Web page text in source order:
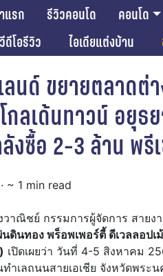
รก รีวิวคอนโด คอนโด
วีดีโอรีวิว
ไอเดียแต่งบ้าน
นด์ ขยายตลาดต่
กลเด้นทาวน์ อยุธ
ลังซื้อ 2-3 ล้าน พ
· ~ 1 min read
วาณิชย์ กรรมการผู้จัดการ สาย
ดินทอง พร็อพเพอร์ตี้ ดีเวลลอป
เปิดเผยว่า วันที่ 4-5 สิงหาคม
ำเลถนนสายเอเชีย จังหวัดพระ